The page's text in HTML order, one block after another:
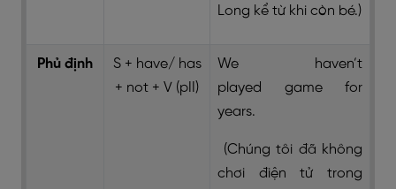
Long kể từ khi còn bé.)
Phủ định
S + have/ has
+ not + V (pII)
We haven’t
played game for
years.
(Chúng tôi đã không
chơi điện tử trong